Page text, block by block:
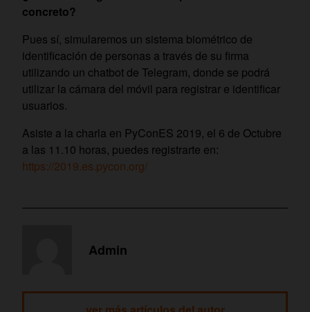
concreto?
Pues sí, simularemos un sistema biométrico de
identificación de personas a través de su firma
utilizando un chatbot de Telegram, donde se podrá
utilizar la cámara del móvil para registrar e identificar
usuarios.
Asiste a la charla en PyConES 2019, el 6 de Octubre
a las 11.10 horas, puedes registrarte en:
https://2019.es.pycon.org/
Admin